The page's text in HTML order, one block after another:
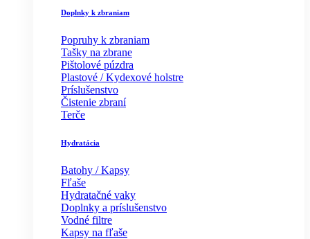
Doplnky k zbraniam
Popruhy k zbraniam
Tašky na zbrane
Pištolové púzdra
Plastové / Kydexové holstre
Príslušenstvo
Čistenie zbraní
Terče
Hydratácia
Batohy / Kapsy
Fľaše
Hydratačné vaky
Doplnky a príslušenstvo
Vodné filtre
Kapsy na fľaše